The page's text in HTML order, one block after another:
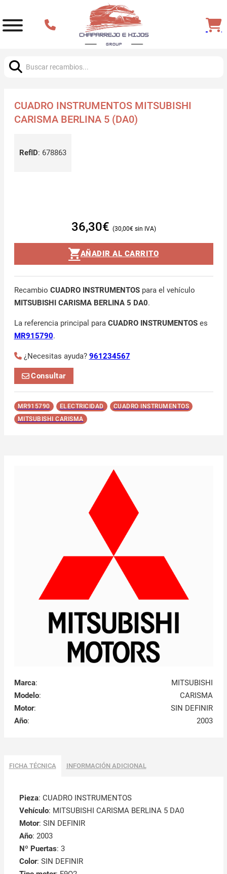
CUADRO INSTRUMENTOS MITSUBISHI
CARISMA BERLINA 5 (DA0)
RefID: 678863
36,30€ 30,00€
AÑADIR AL CARRITO
Recambio CUADRO INSTRUMENTOSpara el vehículo
MITSUBISHI CARISMA BERLINA 5 DA0.
La referencia principal para CUADRO INSTRUMENTOSes
MR915790.
¿Necesitas ayuda? 961234567
Consultar
MR915790 ELECTRICIDAD
CUADRO INSTRUMENTOS
MITSUBISHI CARISMA
Marca:
MITSUBISHI
Modelo:
CARISMA
Motor:
SIN DEFINIR
Año: 2003
FICHA TÉCNICA INFORMACIÓN ADICIONAL
Pieza: CUADRO INSTRUMENTOS
Vehículo: MITSUBISHI CARISMA BERLINA 5 DA0
Motor: SIN DEFINIR
Año: 2003
Nº Puertas: 3
Color: SIN DEFINIR